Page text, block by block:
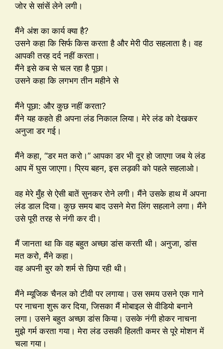
जोर से सांसें लेने लगी।
मैंने अंश का कार्य क्या है?
उसने कहा कि सिर्फ किस करता है और मेरी पीठ सहलाता है। वह
आपकी तरह दर्द नहीं करता।
मैंने इसे कब से चल रहा है पूछा।
उसने कहा कि लगभग तीन महीने से
मैंने पूछा: और कुछ नहीं करता?
मैंने यह कहते ही अपना लंड निकाल लिया। मेरे लंड को देखकर
अनुजा डर गई।
मैंने कहा, “डर मत करो।” आपका डर भी दूर हो जाएगा जब ये लंड
आप में घुस जाएगा। प्रिय बहन, इस लड़की को पहले सहलाओ।
वह मेरे मुँह से ऐसी बातें सुनकर रोने लगी। मैंने उसके हाथ में अपना
लंड डाल दिया। कुछ समय बाद उसने मेरा लिंग सहलाने लगा। मैंने
उसे पूरी तरह से नंगी कर दी।
मैं जानता था कि वह बहुत अच्छा डांस करती थी। अनुजा, डांस
मत करो, मैंने कहा।
वह अपनी बुर को शर्म से छिपा रही थी।
मैंने म्यूजिक चैनल को टीवी पर लगाया। उस समय उसने एक गाने
पर नाचना शुरू कर दिया, जिसका मैं मोबाइल से वीडियो बनाने
लगा। उसने बहुत अच्छा डांस किया। उसके नंगी होकर नाचना
मुझे गर्म करता गया। मेरा लंड उसकी हिलती कमर से पूरे मोशन में
चला गया।